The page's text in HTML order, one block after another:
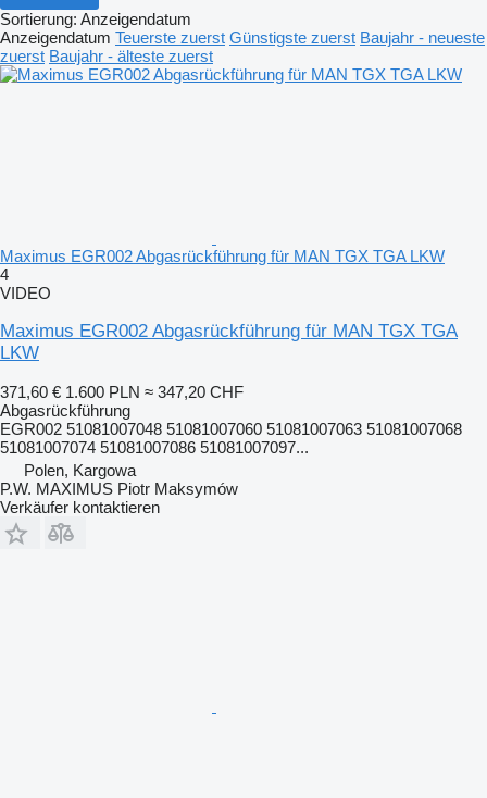
Sortierung: Anzeigendatum
Anzeigendatum Teuerste zuerst Günstigste zuerst Baujahr - neueste
zuerst Baujahr - älteste zuerst
Maximus EGR002 Abgasrückführung für MAN TGX TGA LKW
4
VIDEO
Maximus EGR002 Abgasrückführung für MAN TGX TGA
LKW
371,60 € 1.600 PLN ≈ 347,20 CHF
Abgasrückführung
EGR002 51081007048 51081007060 51081007063 51081007068
51081007074 51081007086 51081007097...
Polen, Kargowa
P.W. MAXIMUS Piotr Maksymów
Verkäufer kontaktieren